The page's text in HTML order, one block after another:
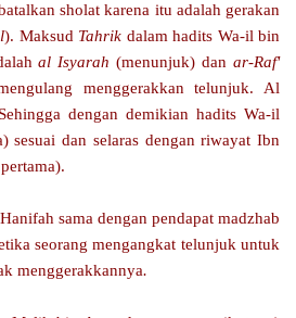
sholat karena itu adalah gerakan
). Maksud Tahrik dalam hadits Wa-il bin
al Isyarah(menunjuk) danar-Raf'
menggerakkan telunjuk. Al
dengan demikian hadits Wa-il
sesuai dan selaras dengan riwayat Ibn
sama dengan pendapat madzhab
seorang mengangkat telunjuk untuk
menggerakkannya.